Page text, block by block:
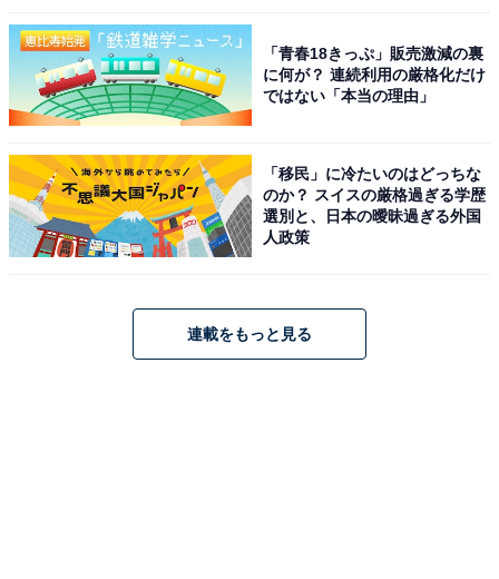
A post shared by SUPER EIGHT (@super_eight_official)
見事1位に選ばれたのは、SUPER EIGHTの村上信五さん
でした。
番組に出演しており、司会を担当することも多くありま
す。タレントのマツコ・デラックスさんとの『月曜から
「青春18きっぷ」販売激減の裏
に何が？ 連続利用の厳格化だけ
ではない「本当の理由」
「移民」に冷たいのはどっちな
のか？ スイスの厳格過ぎる学歴
選別と、日本の曖昧過ぎる外国
人政策
連載をもっと見る